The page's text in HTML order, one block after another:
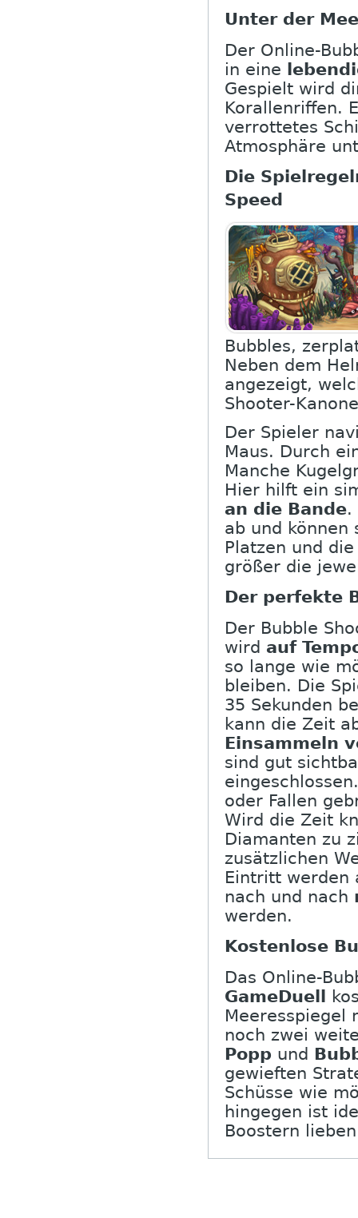
Unter der
Der Online-
in eine
Gespielt wird
Korallenriffen.
verrottetes
Atmosphäre
Die
Speed
Bubbles,
Neben dem
angezeigt,
Shooter-
Der Spieler
Maus. Durch
Manche
Hier hilft ein
an die Bande.
ab und können
Platzen und
größer die
Der perfekte
Der Bubble
wird auf
so lange wie
bleiben. Die
35 Sekunden
kann die Zeit
Einsammeln
sind gut
oder Fallen
Wird die Zeit
Diamanten zu
zusätzlichen
Eintritt werden
nach und nach
werden.
Kostenlose
Das Online-
GameDuell
Meeresspiegel
noch zwei
Popp und
gewieften
Schüsse wie
hingegen ist
Boostern